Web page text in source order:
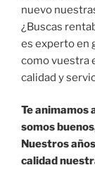
nuevo
¿Buscas
es experto en
como vuestra
calidad y
Te animamos
somos
Nuestros
calidad